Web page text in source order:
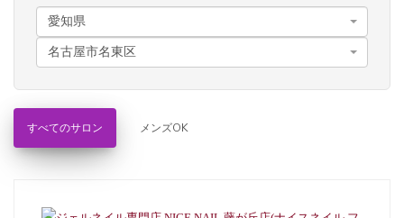
愛知県
名古屋市名東区
すべてのサロン メンズOK